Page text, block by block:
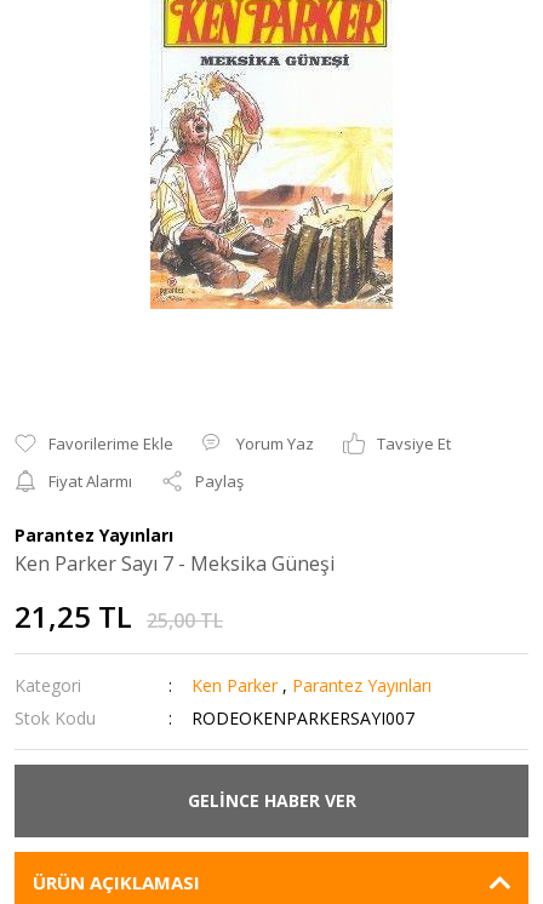
Yorum Yaz
Tavsiye Et
Fiyat Alarmı
Paylaş
Parantez Yayınları
Ken Parker Sayı 7 - Meksika Güneşi
21,25 TL 25,00 TL
Kategori Ken Parker , Parantez Yayınları
Stok Kodu
RODEOKENPARKERSAYI007
GELİNCE HABER VER
ÜRÜN AÇIKLAMASI